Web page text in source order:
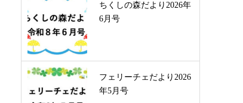
ちくしの森だより2026年
6月号
フェリーチェだより2026
年5月号